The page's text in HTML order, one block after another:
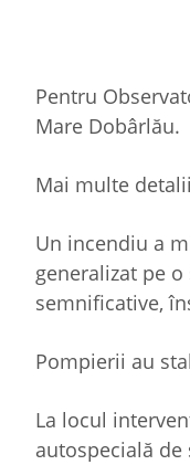
Pentru
Mare Dobârlău.
Mai multe
Un incendiu a
generalizat pe
semnificative,
Pompierii au
La locul
autospecială